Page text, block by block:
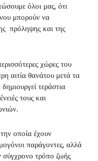
όλοι μας, ότι
μπορούν να
πρόληψης και της
χώρες του
αιτία θανάτου μετά τα
τεράστια
τους και
οποία έχουν
παράγοντες, αλλά
σύγχρονο τρόπο ζωής